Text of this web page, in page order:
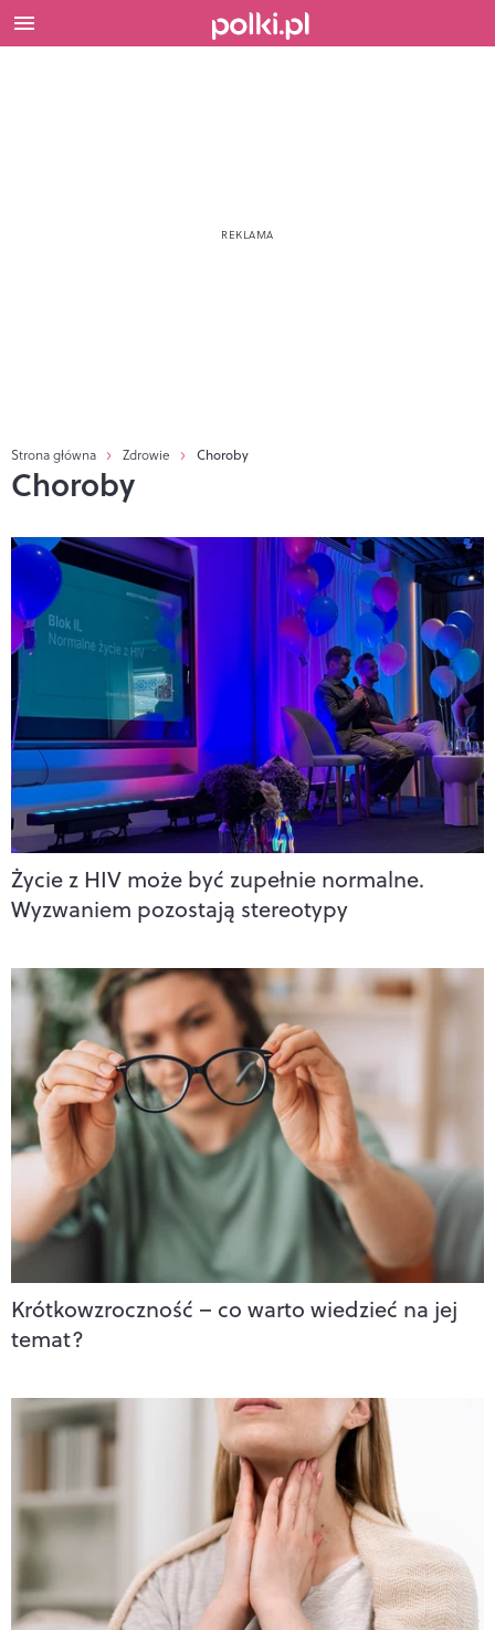
Strona główna Zdrowie Choroby
Choroby
Życie z HIV może być zupełnie normalne.
Wyzwaniem pozostają stereotypy
Krótkowzroczność – co warto wiedzieć na jej
temat?